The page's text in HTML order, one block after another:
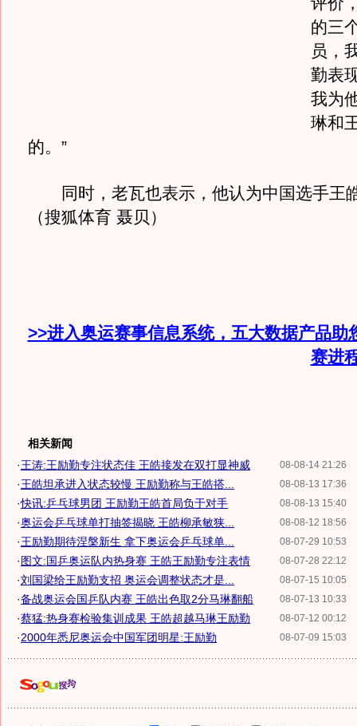
的三
员，
勤表
我为
琳和
的。”
同时，老瓦也表示，他认为中国选手王
（搜狐体育 聂贝）
>>进入奥运赛事信息系统，五大数据产品助
赛进
相关新闻
08-08-14 21:26
·王涛:王励勤专注状态佳 王皓接发在双打显神威
08-08-13 17:36
·王皓坦承进入状态较慢 王励勤称与王皓搭...
08-08-13 15:40
·快讯:乒乓球男团 王励勤王皓首局负于对手
08-08-12 18:56
·奥运会乒乓球单打抽签揭晓 王皓柳承敏狭...
08-07-29 10:53
·王励勤期待涅槃新生 拿下奥运会乒乓球单...
08-07-28 22:12
·图文:国乒奥运队内热身赛 王皓王励勤专注表情
08-07-15 10:05
·刘国梁给王励勤支招 奥运会调整状态才是...
08-07-13 10:33
·备战奥运会国乒队内赛 王皓出色取2分马琳翻船
08-07-12 00:12
·蔡猛:热身赛检验集训成果 王皓超越马琳王励勤
08-07-09 15:03
·2000年悉尼奥运会中国军团明星:王励勤